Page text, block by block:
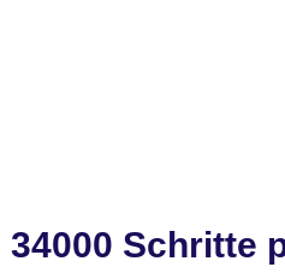
34000 Schritte